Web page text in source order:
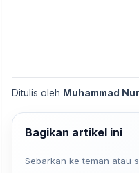
Ditulis oleh Muhammad
Bagikan artikel ini
Sebarkan ke teman atau